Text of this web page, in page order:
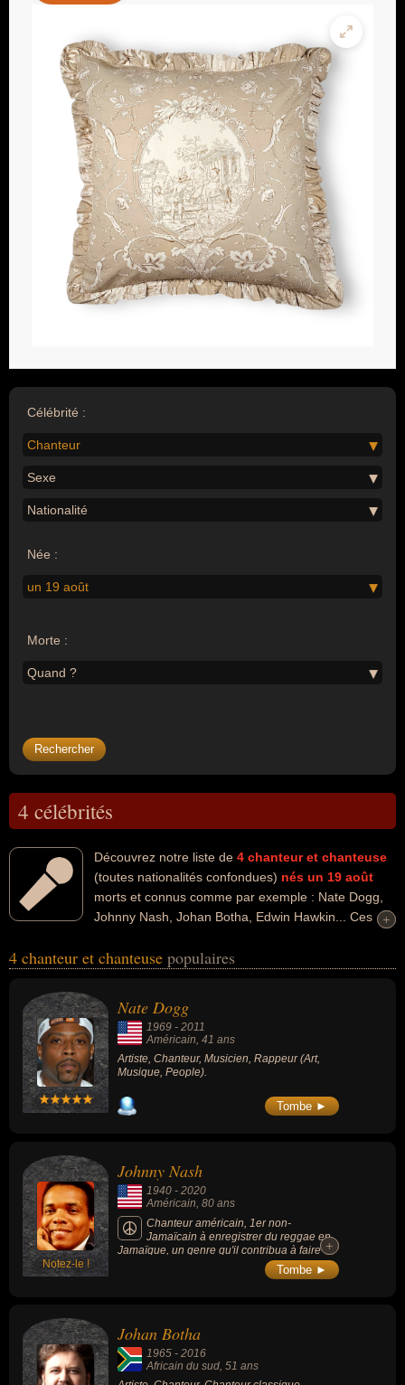
Célébrité :
Chanteur
Sexe
Nationalité
Née :
un 19 août
Morte :
Quand ?
4 célébrités
Découvrez notre liste de 4 chanteur et chanteuse
(toutes nationalités confondues) nés un 19 août
morts et connus comme par exemple : Nate Dogg,
Johnny Nash, Johan Botha, Edwin Hawkin... Ces
l'art, de la musique, people, du reggae, de l'opéra ou du gospel.
rappeur, chanteur de reggae, compositeur, guitariste, chanteur
classique, chanteur d'opéra ou chanteur de gospel. En ce qui
concerne leurs nationalités au moment de leurs morts, ils peuvent
avoir été américain ou africain du sud par exemple.
+
+
4 chanteur et chanteuse populaires
Nate Dogg
1969 - 2011
Américain, 41 ans
Artiste, Chanteur, Musicien, Rappeur (Art,
Musique, People).
Tombe ►
Notez-le !
Johnny Nash
1940 - 2020
Américain , 80 ans
Chanteur américain, 1er non-
Jamaïcain à enregistrer du reggae en
Jamaïque, un genre qu'il contribua à faire
découvrir au grand public avec ses succès.
Son tube international « I Can See Clearly
+
+
Tombe ►
Johan Botha
1965 - 2016
Africain du sud, 51 ans